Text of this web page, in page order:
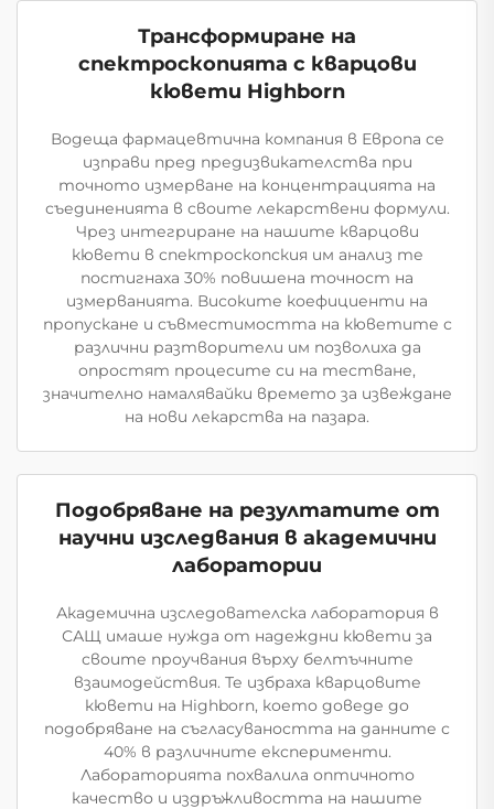
Трансформиране на
спектроскопията с кварцови
кювети Highborn
Водеща фармацевтична компания в Европа се
изправи пред предизвикателства при
точното измерване на концентрацията на
съединенията в своите лекарствени формули.
Чрез интегриране на нашите кварцови
кювети в спектроскопския им анализ те
постигнаха 30% повишена точност на
измерванията. Високите коефициенти на
пропускане и съвместимостта на кюветите с
различни разтворители им позволиха да
опростят процесите си на тестване,
значително намалявайки времето за извеждане
на нови лекарства на пазара.
Подобряване на резултатите от
научни изследвания в академични
лаборатории
Академична изследователска лаборатория в
САЩ имаше нужда от надеждни кювети за
своите проучвания върху белтъчните
взаимодействия. Те избраха кварцовите
кювети на Highborn, което доведе до
подобряване на съгласуваността на данните с
40% в различните експерименти.
Лабораторията похвалила оптичното
качество и издръжливостта на нашите